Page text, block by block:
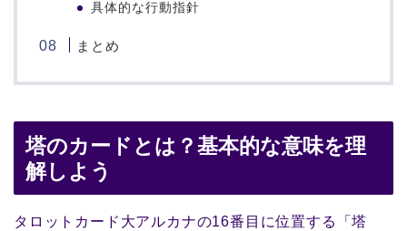
具体的な行動指針
まとめ
塔のカードとは？基本的な意味を理
解しよう
タロットカード大アルカナの16番目に位置する「塔